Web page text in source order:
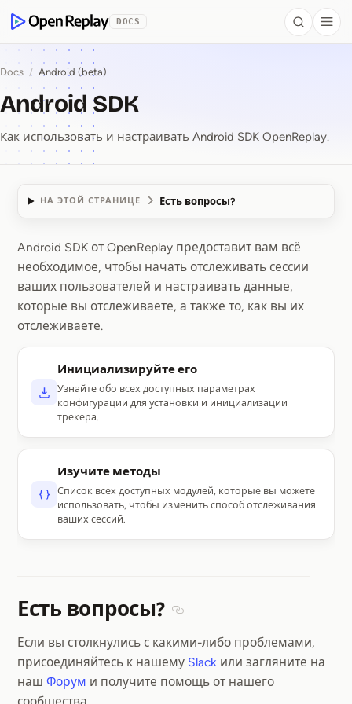
OpenReplay
DOCS Search
Docs / Android (beta)
Android SDK
Как использовать и настраивать Android SDK OpenReplay.
НА ЭТОЙ СТРАНИЦЕ Есть вопросы?
Android SDK
Android SDK от OpenReplay предоставит вам всё
необходимое, чтобы начать отслеживать сессии
ваших пользователей и настраивать данные,
которые вы отслеживаете, а также то, как вы их
отслеживаете.
Инициализируйте его
Узнайте обо всех доступных параметрах
конфигурации для установки и инициализации
трекера.
Изучите методы
Список всех доступных модулей, которые вы можете
использовать, чтобы изменить способ отслеживания
ваших сессий.
Есть вопросы?
Если вы столкнулись с какими-либо проблемами,
присоединяйтесь к нашему Slack или загляните на
наш Форум и получите помощь от нашего